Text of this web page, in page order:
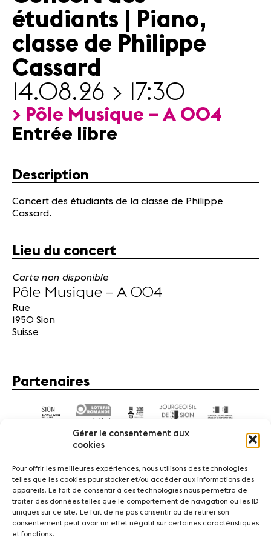
Gérer le consentement aux
cookies
Pour offrir les meilleures expériences, nous utilisons des technologies
telles que les cookies pour stocker et/ou accéder aux informations des
appareils. Le fait de consentir à ces technologies nous permettra de
traiter des données telles que le comportement de navigation ou les ID
uniques sur ce site. Le fait de ne pas consentir ou de retirer son
consentement peut avoir un effet négatif sur certaines caractéristiques
et fonctions.
Actualités
Partenaires
Actualités
Concerts
Bénévoles
Médiation
presse
A propos
Contact
étudiants | Piano,
classe de Philippe
Cassard
14.08.26 > 17:30
> Pôle Musique – A 004
Entrée libre
Description
Concert des étudiants de la classe de Philippe
Cassard.
Lieu du concert
Carte non disponible
Pôle Musique – A 004
Rue
1950 Sion
Suisse
Partenaires
ActualitésConcertsBénévolesMédiation
Médias Revue de presse